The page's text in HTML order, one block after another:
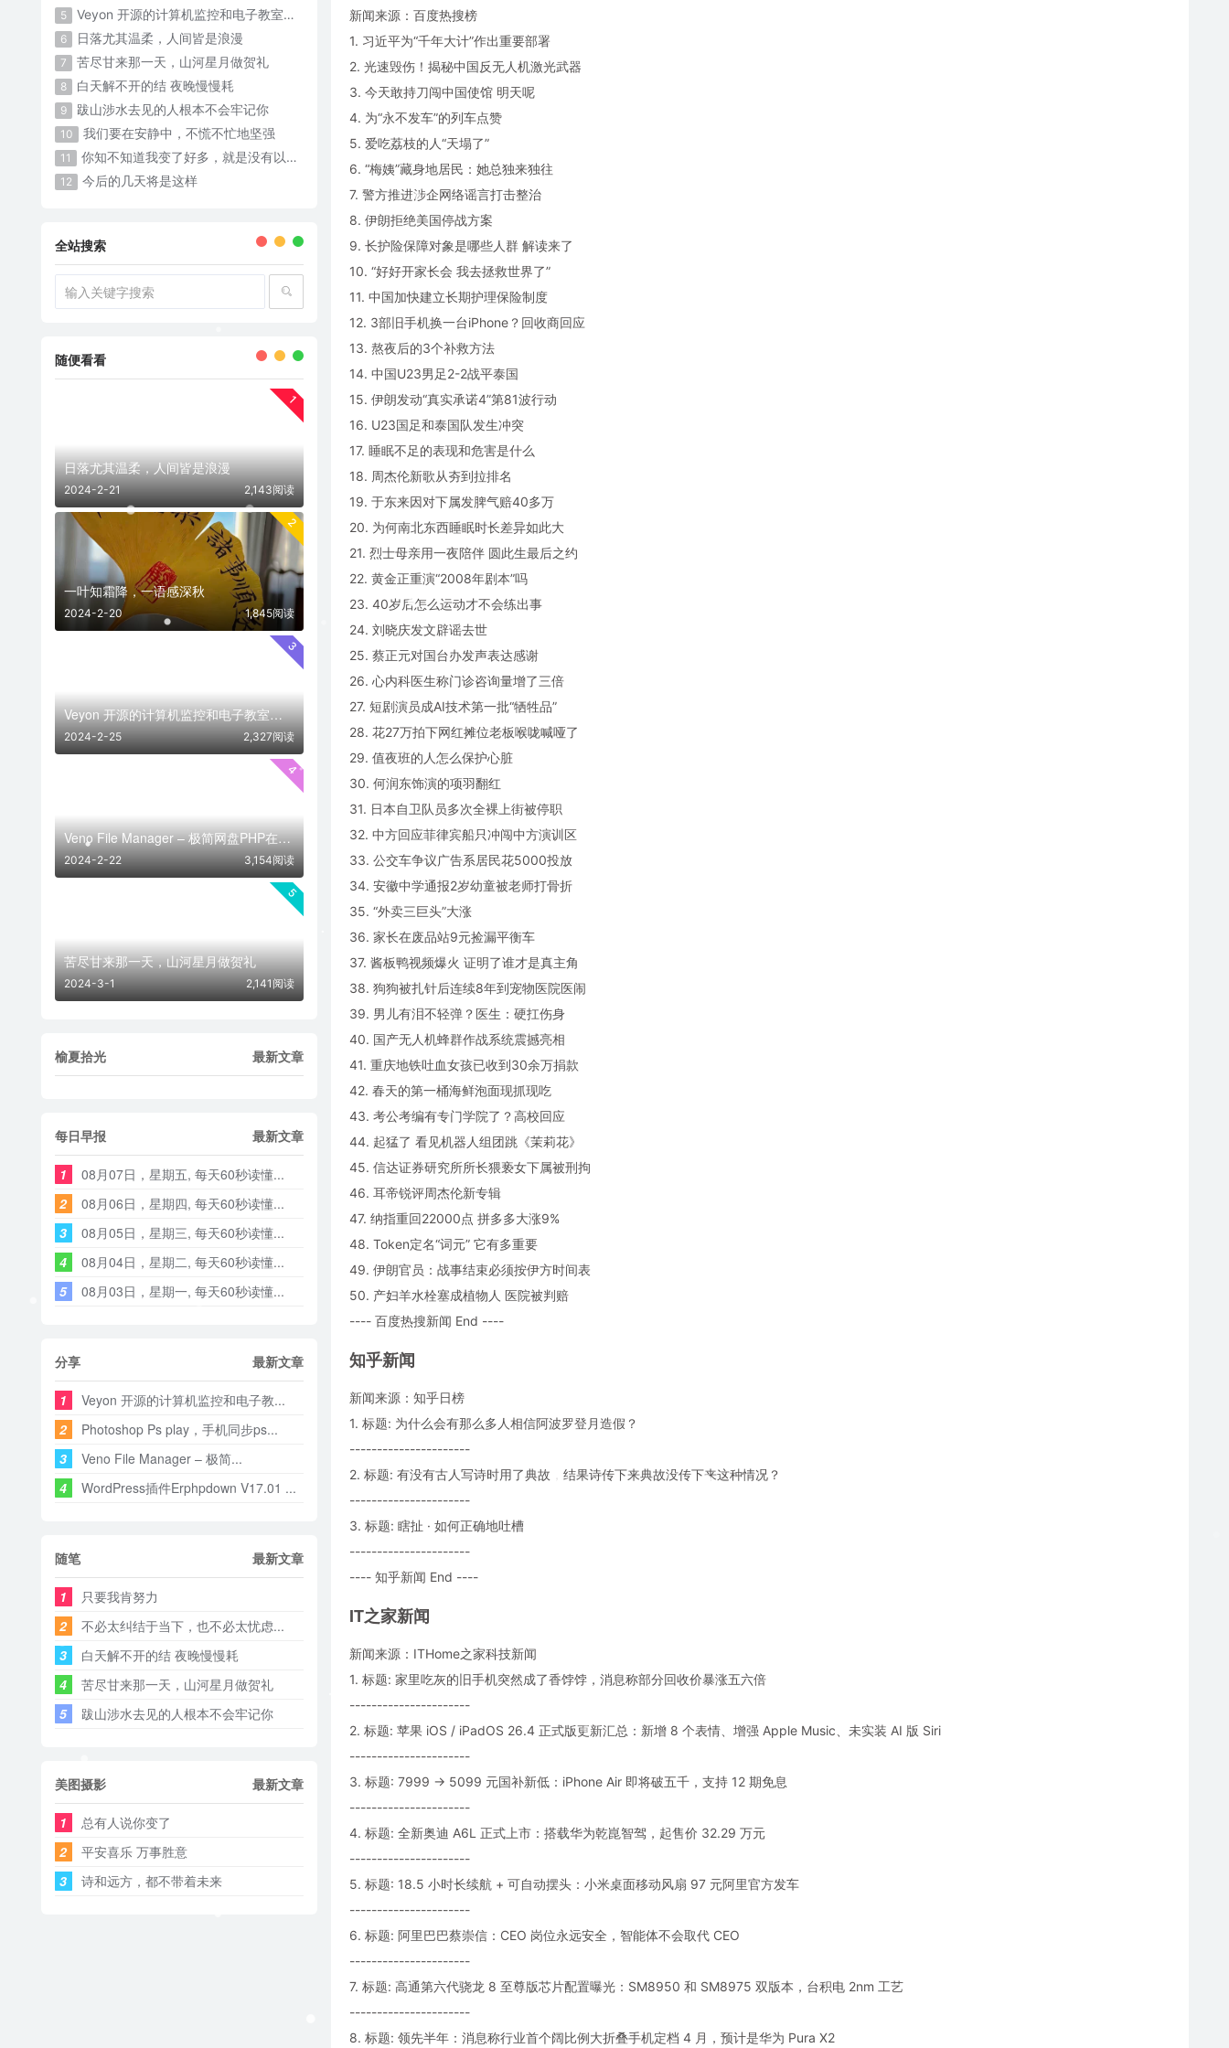
新闻来源：百度热搜榜
1. 习近平为“千年大计”作出重要部署
2. 光速毁伤！揭秘中国反无人机激光武器
3. 今天敢持刀闯中国使馆 明天呢
4. 为“永不发车”的列车点赞
5. 爱吃荔枝的人“天塌了”
6. “梅姨”藏身地居民：她总独来独往
7. 警方推进涉企网络谣言打击整治
8. 伊朗拒绝美国停战方案
9. 长护险保障对象是哪些人群 解读来了
10. “好好开家长会 我去拯救世界了”
11. 中国加快建立长期护理保险制度
12. 3部旧手机换一台iPhone？回收商回应
13. 熬夜后的3个补救方法
14. 中国U23男足2-2战平泰国
15. 伊朗发动“真实承诺4”第81波行动
16. U23国足和泰国队发生冲突
17. 睡眠不足的表现和危害是什么
18. 周杰伦新歌从夯到拉排名
19. 于东来因对下属发脾气赔40多万
20. 为何南北东西睡眠时长差异如此大
21. 烈士母亲用一夜陪伴 圆此生最后之约
22. 黄金正重演“2008年剧本”吗
23. 40岁后怎么运动才不会练出事
24. 刘晓庆发文辟谣去世
25. 蔡正元对国台办发声表达感谢
26. 心内科医生称门诊咨询量增了三倍
27. 短剧演员成AI技术第一批“牺牲品”
28. 花27万拍下网红摊位老板喉咙喊哑了
29. 值夜班的人怎么保护心脏
30. 何润东饰演的项羽翻红
31. 日本自卫队员多次全裸上街被停职
32. 中方回应菲律宾船只冲闯中方演训区
33. 公交车争议广告系居民花5000投放
34. 安徽中学通报2岁幼童被老师打骨折
35. “外卖三巨头”大涨
36. 家长在废品站9元捡漏平衡车
37. 酱板鸭视频爆火 证明了谁才是真主角
38. 狗狗被扎针后连续8年到宠物医院医闹
39. 男儿有泪不轻弹？医生：硬扛伤身
40. 国产无人机蜂群作战系统震撼亮相
41. 重庆地铁吐血女孩已收到30余万捐款
42. 春天的第一桶海鲜泡面现抓现吃
43. 考公考编有专门学院了？高校回应
44. 起猛了 看见机器人组团跳《茉莉花》
45. 信达证券研究所所长猥亵女下属被刑拘
46. 耳帝锐评周杰伦新专辑
47. 纳指重回22000点 拼多多大涨9%
48. Token定名“词元” 它有多重要
49. 伊朗官员：战事结束必须按伊方时间表
50. 产妇羊水栓塞成植物人 医院被判赔
---- 百度热搜新闻 End ----
知乎新闻
新闻来源：知乎日榜
1. 标题: 为什么会有那么多人相信阿波罗登月造假？
----------------------
2. 标题: 有没有古人写诗时用了典故，结果诗传下来典故没传下来这种情况？
----------------------
3. 标题: 瞎扯 · 如何正确地吐槽
----------------------
---- 知乎新闻 End ----
IT之家新闻
新闻来源：ITHome之家科技新闻
1. 标题: 家里吃灰的旧手机突然成了香饽饽，消息称部分回收价暴涨五六倍
----------------------
2. 标题: 苹果 iOS / iPadOS 26.4 正式版更新汇总：新增 8 个表情、增强 Apple Music、未实装 AI 版 Siri
----------------------
3. 标题: 7999 → 5099 元国补新低：iPhone Air 即将破五千，支持 12 期免息
----------------------
4. 标题: 全新奥迪 A6L 正式上市：搭载华为乾崑智驾，起售价 32.29 万元
----------------------
5. 标题: 18.5 小时长续航 + 可自动摆头：小米桌面移动风扇 97 元阿里官方发车
----------------------
6. 标题: 阿里巴巴蔡崇信：CEO 岗位永远安全，智能体不会取代 CEO
----------------------
7. 标题: 高通第六代骁龙 8 至尊版芯片配置曝光：SM8950 和 SM8975 双版本，台积电 2nm 工艺
----------------------
8. 标题: 领先半年：消息称行业首个阔比例大折叠手机定档 4 月，预计是华为 Pura X2
5 Veyon 开源的计算机监控和电子教室管理软件
6 日落尤其温柔，人间皆是浪漫
7 苦尽甘来那一天，山河星月做贺礼
8 白天解不开的结 夜晚慢慢耗 ​​​
9 跋山涉水去见的人根本不会牢记你
10 我们要在安静中，不慌不忙地坚强
11 你知不知道我变了好多，就是没有以前那么可爱了
12 今后的几天将是这样
全站搜索
随便看看
1
日落尤其温柔，人间皆是浪漫
2024-2-21 2,143阅读
2
一叶知霜降，一语感深秋
2024-2-20 1,845阅读
3
Veyon 开源的计算机监控和电子教室管理软件
2024-2-25 2,327阅读
4
Veno File Manager – 极简网盘PHP在线网盘系统- v4.1
2024-2-22 3,154阅读
5
苦尽甘来那一天，山河星月做贺礼
2024-3-1 2,141阅读
榆夏拾光 最新文章
每日早报 最新文章
1
08月07日，星期五, 每天60秒读懂...
2
08月06日，星期四, 每天60秒读懂...
3
08月05日，星期三, 每天60秒读懂...
4
08月04日，星期二, 每天60秒读懂...
5
08月03日，星期一, 每天60秒读懂...
分享 最新文章
1
Veyon 开源的计算机监控和电子教...
2
Photoshop Ps play，手机同步ps...
3
Veno File Manager – 极简...
4
WordPress插件Erphpdown V17.01 ...
随笔 最新文章
1
只要我肯努力
2
不必太纠结于当下，也不必太忧虑...
3
白天解不开的结 夜晚慢慢耗 ​​​
4
苦尽甘来那一天，山河星月做贺礼
5
跋山涉水去见的人根本不会牢记你
美图摄影 最新文章
1
总有人说你变了
2
平安喜乐 万事胜意
3
诗和远方，都不带着未来